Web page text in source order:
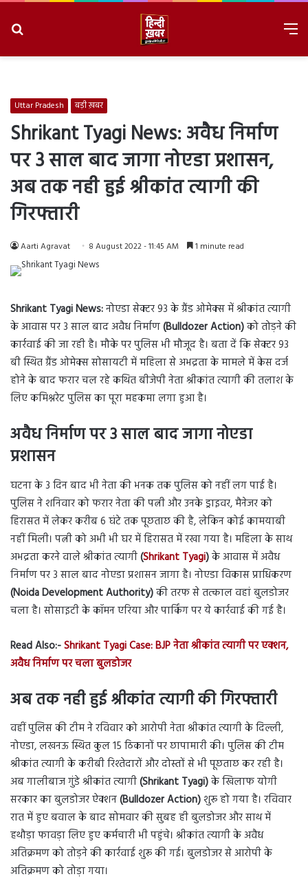
Uttar Pradesh बड़ी ख़बर
Shrikant Tyagi News: अवैध निर्माण
पर 3 साल बाद जागा नोएडा प्रशासन,
अब तक नही हुई श्रीकांत त्यागी की
गिरफ्तारी
Aarti Agravat 8 August 2022 - 11:45 AM 1 minute read
Shrikant Tyagi News:नोएडा सेक्टर 93 के ग्रैंड ओमेक्स में श्रीकांत त्यागी
के आवास पर 3 साल बाद अवैध निर्माण(Bulldozer Action)को तोड़ने की
कार्रवाई की जा रही है। मौके पर पुलिस भी मौजूद है। बता दें कि सेक्टर 93
बी स्थित ग्रैंड ओमेक्स सोसायटी में महिला से अभद्रता के मामले में केस दर्ज
होने के बाद फरार चल रहे कथित बीजेपी नेता श्रीकांत त्यागी की तलाश के
लिए कमिश्नरेट पुलिस का पूरा महकमा लगा हुआ है।
अवैध निर्माण पर 3 साल बाद जागा नोएडा
प्रशासन
घटना के 3 दिन बाद भी नेता की भनक तक पुलिस को नहीं लग पाई है।
पुलिस ने शनिवार को फरार नेता की पत्नी और उनके ड्राइवर, मैनेजर को
हिरासत में लेकर करीब 6 घंटे तक पूछताछ की है, लेकिन कोई कामयाबी
नहीं मिली। पत्नी को अभी भी घर में हिरासत में रखा गया है। महिला के साथ
अभद्रता करने वाले श्रीकांत त्यागी(Shrikant Tyagi)के आवास में अवैध
निर्माण पर 3 साल बाद नोएडा प्रशासन जागा है। नोएडा विकास प्राधिकरण
(Noida Development Authority)की तरफ से तत्काल वहां बुलडोजर
चला है। सोसाइटी के कॉमन एरिया और पार्किंग पर ये कार्रवाई की गई है।
Read Also:-Shrikant Tyagi Case: BJP नेता श्रीकांत त्यागी पर एक्शन,
अवैध निर्माण पर चला बुलडोजर
अब तक नही हुई श्रीकांत त्यागी की गिरफ्तारी
वहीं पुलिस की टीम ने रविवार को आरोपी नेता श्रीकांत त्यागी के दिल्ली,
नोएडा, लखनऊ स्थित कुल 15 ठिकानों पर छापामारी की। पुलिस की टीम
श्रीकांत त्यागी के करीबी रिश्तेदारों और दोस्तों से भी पूछताछ कर रही है।
अब गालीबाज गुंडे श्रीकांत त्यागी(Shrikant Tyagi)के खिलाफ योगी
सरकार का बुलडोजर ऐक्शन(Bulldozer Action)शुरू हो गया है। रविवार
रात में हुए बवाल के बाद सोमवार की सुबह ही बुलडोजर और साथ में
हथौड़ा फावड़ा लिए हुए कर्मचारी भी पहुंचे। श्रीकांत त्यागी के अवैध
अतिक्रमण को तोड़ने की कार्रवाई शुरू की गई। बुलडोजर से आरोपी के
अतिक्रमण को तोड़ा गया।